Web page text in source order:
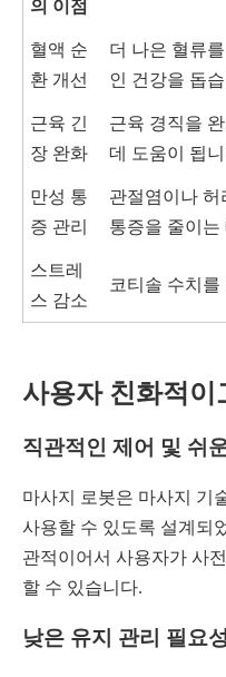
의 이점
혈액 순
환 개선
더 나은 혈류
인 건강을 돕
근육 긴
장 완화
근육 경직을
데 도움이 됩
만성 통
증 관리
관절염이나
통증을 줄이는
스트레
스 감소
코티솔 수치
사용자 친화적이
직관적인 제어 및 쉬
마사지 로봇은 마사지 기
사용할 수 있도록 설계되
관적이어서 사용자가 사
할 수 있습니다.
낮은 유지 관리 필요성